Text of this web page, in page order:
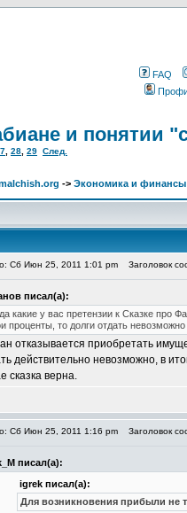
FAQ
и понятии
28 29 След.
-> Экономика и финансы
Сб Июн 25, 2011 1:01 pm Заголовок
писал(а):
какие у вас претензии к Сказке про
проценты, то долги отдать
отказывается приобретать
действительно невозможно, в
сказка верна.
Сб Июн 25, 2011 1:16 pm Заголовок
писал(а):
igrek писал(а):
Для возникновения прибыли не